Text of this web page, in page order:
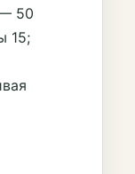
50
15;